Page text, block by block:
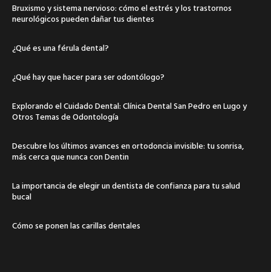
Bruxismo y sistema nervioso: cómo el estrés y los trastornos
neurológicos pueden dañar tus dientes
¿Qué es una férula dental?
¿Qué hay que hacer para ser odontólogo?
Explorando el Cuidado Dental: Clínica Dental San Pedro en Lugo y
Otros Temas de Odontología
Descubre los últimos avances en ortodoncia invisible: tu sonrisa,
más cerca que nunca con Dentin
La importancia de elegir un dentista de confianza para tu salud
bucal
Cómo se ponen las carillas dentales